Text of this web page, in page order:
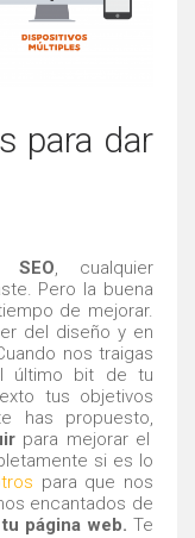
para dar
SEO, cualquier
Pero la buena
de mejorar.
del diseño y en
nos traigas
último bit de tu
tus objetivos
has propuesto,
para mejorar el
si es lo
para que nos
encantados de
página web. Te